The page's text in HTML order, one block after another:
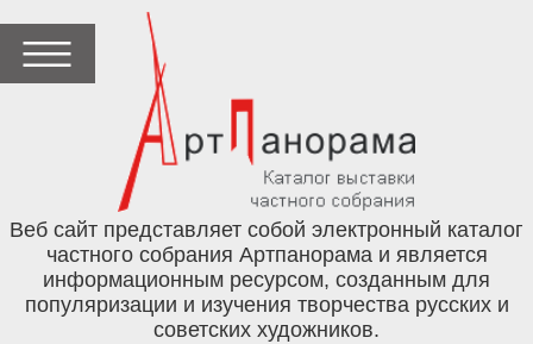
Веб сайт представляет собой электронный каталог
частного собрания Артпанорама и является
информационным ресурсом, созданным для
популяризации и изучения творчества русских и
советских художников.